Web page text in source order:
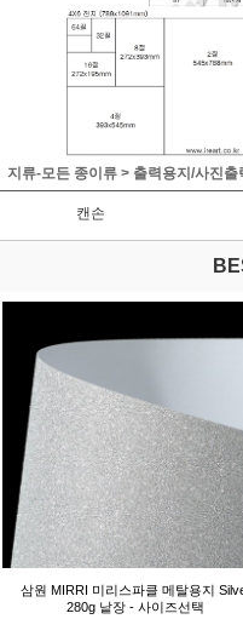
지류-모든 종이류 > 출력용지/사진출
캔손
삼원 MIRRI 미리스파클 메탈용지
280g 낱장 - 사이즈선택